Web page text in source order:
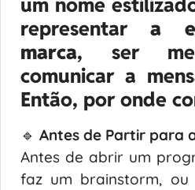
representara
marca, ser
comunicar a
Então, por onde
🔹 Antes de Partir para
Antes de abrir um
faz um brainstorm, ou